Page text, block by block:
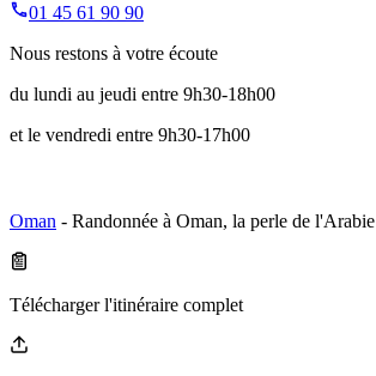
01 45 61 90 90
Nous restons à votre écoute
du lundi au jeudi entre 9h30-18h00
et le vendredi entre 9h30-17h00
Oman - Randonnée à Oman, la perle de l'Arabie
Télécharger l'itinéraire complet